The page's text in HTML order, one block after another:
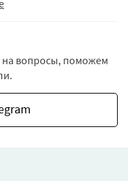
на вопросы, поможем